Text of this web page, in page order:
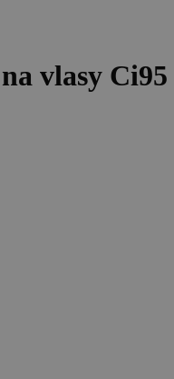
vlasy Ci95